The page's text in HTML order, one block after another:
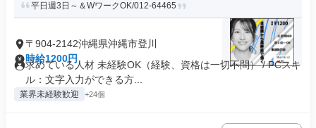
平日週3日～＆WワークOK/012-64465
〒904-2142沖縄県沖縄市登川
時給1200円
求めている人材 未経験OK（経験、資格は一切不問） / PCスキ
ル：文字入力ができる方...
業界未経験歓迎 +24個